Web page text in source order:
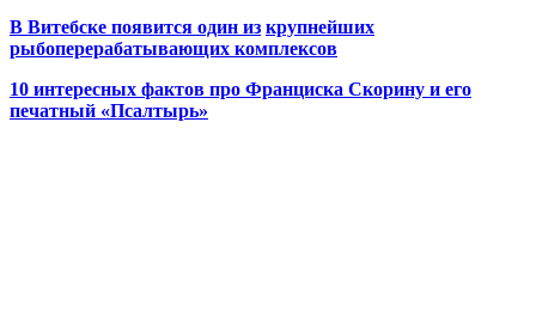
В Витебске появится один из крупнейших
рыбоперерабатывающих комплексов
10 интересных фактов про Франциска Скорину и его
печатный «Псалтырь»